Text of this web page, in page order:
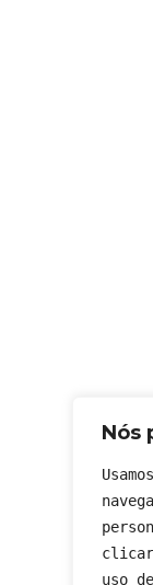
Nós
clicar
uso